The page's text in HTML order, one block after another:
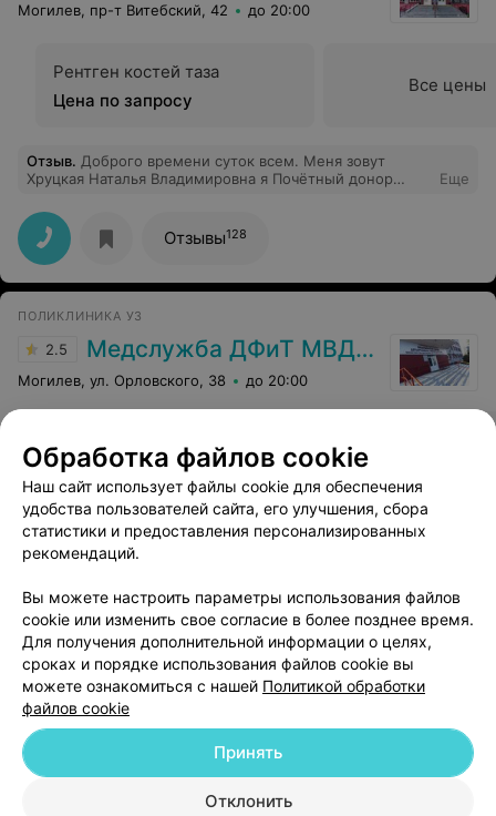
Могилев, пр-т Витебский, 42 до 20:00
Рентген костей таза
Цена по запросу
Все цены
Отзыв. Доброго времени суток всем. Меня зовут
Хруцкая Наталья Владимировна я Почётный донор
даже в поликлинике смотрят как на врагов
народа,,неужели я хотя бы иногда не могу
воспользоваться своим удостоверением, для чего то
мне его выдали. Сегодня ходила на снимок сустава в
406 кабинет, спешила к другому врачу показла
очередь опоздала к врачу. Спасибо президенту за
льготы, но к сожалению воспользоваться ими мы
доноры не имеем права.
Еще
Отзывы128
ПОЛИКЛИНИКА УЗ
2.5 Медслужба ДФиТ МВД РБ Могилева
Могилев, ул. Орловского, 38 до 20:00
Цена по запросу
Отзыв. лучшая поликлиника в городе, в регистратуре
все четко, вот бы во всех поликлиниках так было
Отзывы5
Обработка файлов cookie
Наш сайт использует файлы cookie для обеспечения
удобства пользователей сайта, его улучшения, сбора
статистики и предоставления персонализированных
рекомендаций.
Вы можете настроить параметры использования файлов
cookie или изменить свое согласие в более позднее время.
Для получения дополнительной информации о целях,
сроках и порядке использования файлов cookie вы
можете ознакомиться с нашей Политикой обработки
файлов cookie
Отклонить
Принять